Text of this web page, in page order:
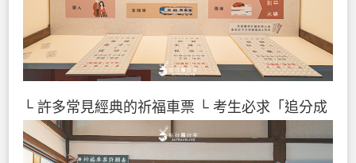
└ 許多常見經典的祈福車票 └ 考生必求「追分成